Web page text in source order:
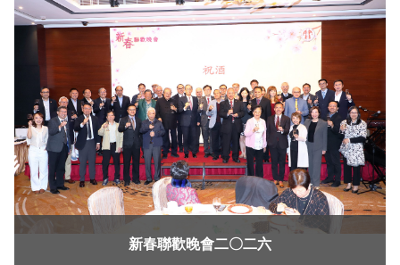
新春聯歡晚會二〇二六